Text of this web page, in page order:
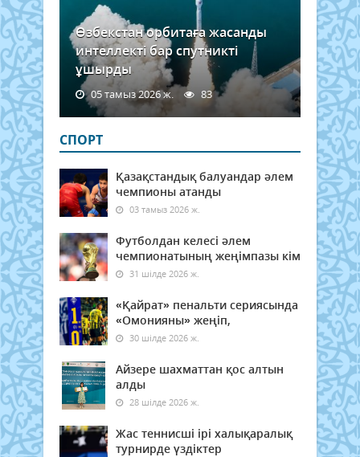
Өзбекстан орбитаға жасанды
интеллекті бар спутникті
ұшырды
05 тамыз 2026 ж. 83
СПОРТ
Қазақстандық балуандар әлем
чемпионы атанды
03 тамыз 2026 ж.
Футболдан келесі әлем
чемпионатының жеңімпазы кім
31 шілде 2026 ж.
«Қайрат» пенальти сериясында
«Омонияны» жеңіп,
30 шілде 2026 ж.
Айзере шахматтан қос алтын
алды
28 шілде 2026 ж.
Жас теннисші ірі халықаралық
турнирде үздіктер